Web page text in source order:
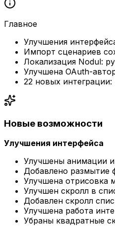
Главное
Улучшения
Импорт сценариев
Локализация Nodul:
Улучшена OAuth-
22 новых интеграции:
Новые возможности
Улучшения интерфейса
Улучшены анимации
Добавлено размытие
Улучшена отрисовка
Улучшен скролл в
Добавлен скролл
Улучшена работа
Убраны квадратные